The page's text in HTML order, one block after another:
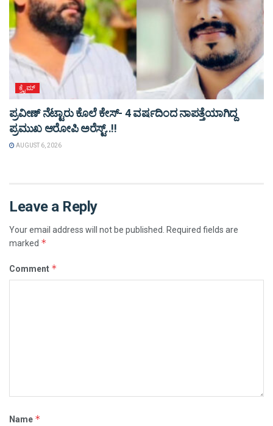
ಕ್ರೈಮ್
ಪ್ರವೀಣ್ ನೆಟ್ಟಾರು ಕೊಲೆ ಕೇಸ್‌- 4 ವರ್ಷದಿಂದ ನಾಪತ್ತೆಯಾಗಿದ್ದ
ಪ್ರಮುಖ ಆರೋಪಿ ಅರೆಸ್ಟ್‌..!!
AUGUST 6, 2026
Leave a Reply
Your email address will not be published.
Required fields are
marked *
Comment *
Name *